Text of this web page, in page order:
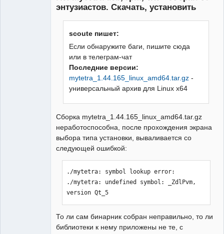
энтузиастов. Скачать, установить
scoute пишет:
Если обнаружите баги, пишите сюда
или в телеграм-чат
Последние версии:
mytetra_1.44.165_linux_amd64.tar.gz -
универсальный архив для Linux x64
Сборка mytetra_1.44.165_linux_amd64.tar.gz
неработоспособна, после прохождения экрана
выбора типа установки, вываливается со
следующей ошибкой:
./mytetra: symbol lookup error:
./mytetra: undefined symbol: _ZdlPvm,
version Qt_5
То ли сам бинарник собран неправильно, то ли
библиотеки к нему приложены не те, с